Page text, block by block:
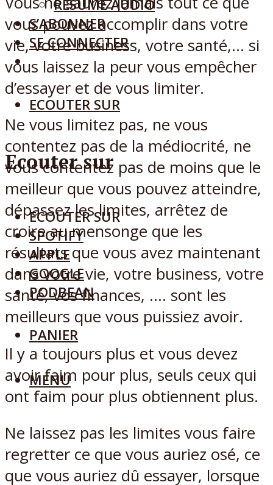
RÉSUMÉ AUDIO
S’ABONNER
SE CONNECTER
ECOUTER SUR
Ecouter sur
ECOUTER SUR
SPOTIFY
APPLE
GOOGLE
PODBEAN
PANIER
MENU
vous pouvez accomplir dans votre
vie, votre business, votre santé,… si
vous laissez la peur vous empêcher
d’essayer et de vous limiter.
Ne vous limitez pas, ne vous
contentez pas de la médiocrité, ne
vous contentez pas de moins que le
meilleur que vous pouvez atteindre,
dépassez les limites, arrêtez de
croire au mensonge que les
résultats que vous avez maintenant
dans votre vie, votre business, votre
santé, vos finances, …. sont les
meilleurs que vous puissiez avoir.
Il y a toujours plus et vous devez
avoir faim pour plus, seuls ceux qui
ont faim pour plus obtiennent plus.
Ne laissez pas les limites vous faire
regretter ce que vous auriez osé, ce
que vous auriez dû essayer, lorsque